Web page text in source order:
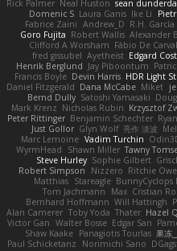
Rick Palmer Neal Huston sean
Domenic S Laura Ganis Ike Li
Fabrice Zaini Andrew_D R.H. García
Goro Fujita Robert Wallis Alexander
Clifford A Worsham Fábio De
fred gissubel Ayetheist Edgard
Henrik Berglund Jay Piboontum
Francis Boyle Devin Harris HDR Light
Daniel Fitzgerald Dana McCabe Miket
Bernd Dully Satoshi Yamasaki
Mark Krenz Nicholas Rubin Krzysztof
Peter Rittinger Benjamin Schechter
Just Gollor Glyn Wolf 亮作 淡波
Marc Lemoine Vadim Turchin
WyrmHead
Shawn Miller Tawny
Steve Hurley Sophie Gilbert
Robert Simpson
Nizzero Ritchie
Matthias Stareagle BunnyCyclops
Tom Jachmann
Max Cristian
Bernhard Hoffmann Will Hattingh
Alan Camerer Toby Yoda Thater Hazel
Victor Gan Walter Bosse Edgar San
Shaw Kaake Panagiotis Tourlas 果冻
Paul Schicketanz
Norimichi Sano